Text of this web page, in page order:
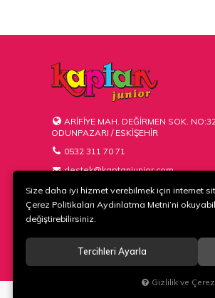
ARİFİYE MAH. DEĞİRMEN SOK.
ODUNPAZARI / ESKİŞEHİR
0532 311 70 71
destek@kaptanjunior.com
KAPTAN KUNDURA DERİ
Size daha iyi hizmet verebilmek için internet
Çerez Politikaları Aydınlatma Metni’ni
değiştirebilirsiniz.
Tercihleri Ayarla
Gizlilik ve